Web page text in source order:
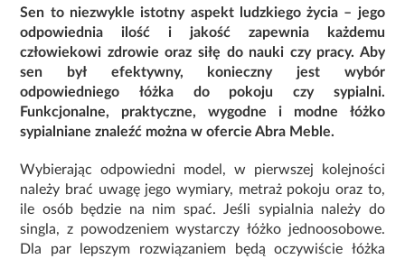
Sen to niezwykle istotny aspekt ludzkiego życia – jego
odpowiednia ilość i jakość zapewnia każdemu
człowiekowi zdrowie oraz siłę do nauki czy pracy. Aby
sen był efektywny, konieczny jest wybór
odpowiedniego łóżka do pokoju czy sypialni.
Funkcjonalne, praktyczne, wygodne i modne łóżko
sypialniane znaleźć można w ofercie Abra Meble.
Wybierając odpowiedni model, w pierwszej kolejności
należy brać uwagę jego wymiary, metraż pokoju oraz to,
ile osób będzie na nim spać. Jeśli sypialnia należy do
singla, z powodzeniem wystarczy łóżko jednoosobowe.
Dla par lepszym rozwiązaniem będą oczywiście łóżka